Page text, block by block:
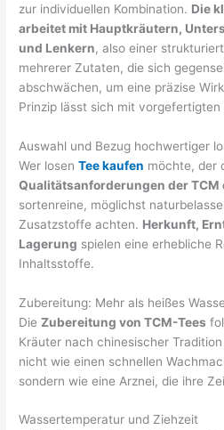
zur individuellen Kombination. Die
arbeitet mit Hauptkräutern,
und Lenkern, also einer
mehrerer Zutaten, die sich
abschwächen, um eine präzise
Prinzip lässt sich mit
Auswahl und Bezug hochwertiger
Wer losenTee kaufen möchte, der
Qualitätsanforderungen der
sortenreine, möglichst
Zusatzstoffe achten. Herkunft,
Lagerung spielen eine erhebliche
Inhaltsstoffe.
Zubereitung: Mehr als heißes
DieZubereitung von TCM-Tees
Kräuter nach chinesischer
nicht wie einen schnellen
sondern wie eine Arznei, die ihre
Wassertemperatur und Ziehzeit